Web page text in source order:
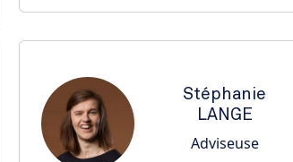
Stéphanie
LANGE
Adviseuse